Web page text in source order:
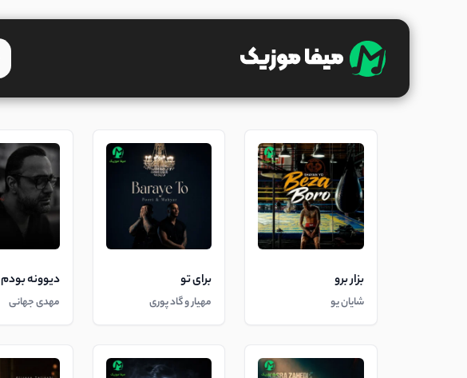
بزار برو
شایان یو
برای تو
مهیار و گاد پوری
دیوونه بودم
مهدی جهانی